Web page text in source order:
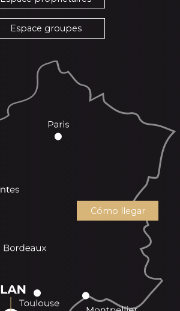
Espace groupes
Cómo llegar